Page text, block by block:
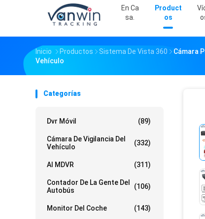
En Ca
Sa.
Product
Os
Inicio Productos Sistema De Vista 360
Cámara
Vehículo
Categorías
Dvr Móvil (89)
Cámara De Vigilancia Del
Vehículo
(332)
AI MDVR (311)
Contador De La Gente Del
Autobús
(106)
Monitor Del Coche (143)